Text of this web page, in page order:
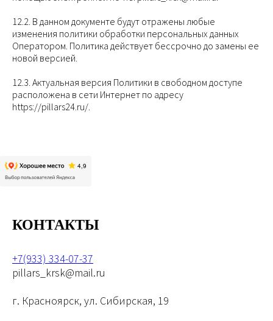
12.2. В данном документе будут отражены любые
изменения политики обработки персональных данных
Оператором. Политика действует бессрочно до замены ее
новой версией.
12.3. Актуальная версия Политики в свободном доступе
расположена в сети Интернет по адресу
https://pillars24.ru/.
КОНТАКТЫ
+7(933) 334-07-37
pillars_krsk@mail.ru
г. Красноярск, ул. Сибирская, 19